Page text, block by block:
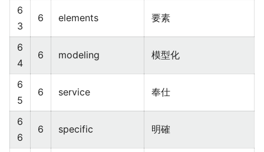
6
3
6 elements 要素
6
4
6 modeling 模型化
6
5
6 service 奉仕
6
6
6 specific 明確